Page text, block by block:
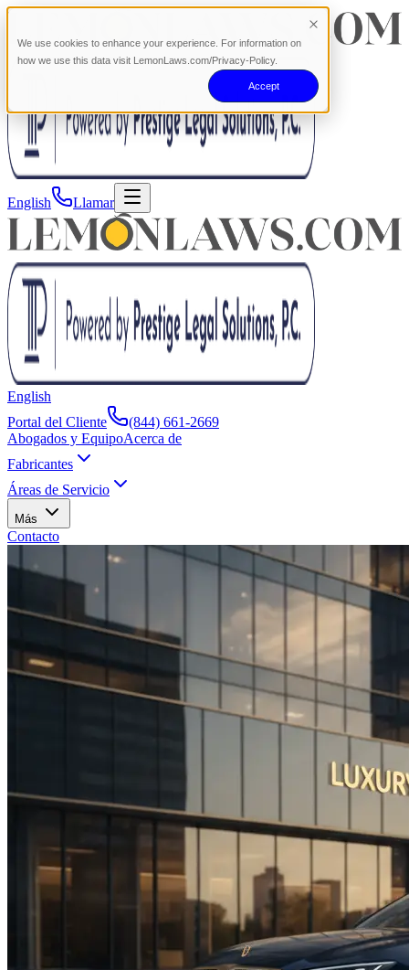
We use cookies to enhance your experience. For information on
how we use this data visit LemonLaws.com/Privacy-Policy.
Accept
English Llamar
English
Portal del Cliente
(844) 661-2669
Abogados y EquipoAcerca de
Fabricantes
Áreas de Servicio
Más
Contacto